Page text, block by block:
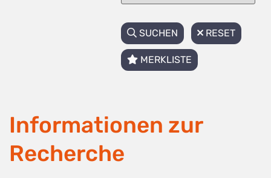
SUCHEN RESET
MERKLISTE
Informationen zur
Recherche